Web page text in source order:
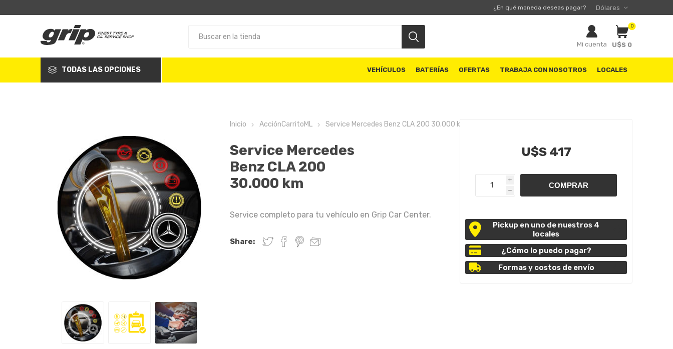
¿En qué moneda deseas pagar?
Mi cuenta
0
U$S 0
TODAS LAS OPCIONES VEHÍCULOS BATERÍAS OFERTAS TRABAJA CON NOSOTROS LOCALES
Inicio AcciónCarritoML Service Mercedes Benz CLA 200 30.000 km
Service Mercedes
Benz CLA 200
30.000 km
Service completo para tu vehículo en Grip Car Center.
Share:
U$S 417
i
h
Pickup en uno de nuestros 4
locales
¿Cómo lo puedo pagar?
Formas y costos de envío